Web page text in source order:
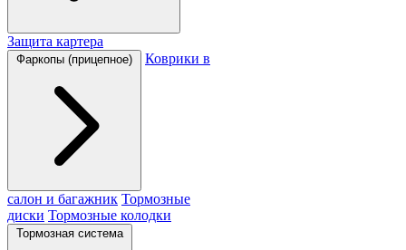
Защита картера
Фаркопы (прицепное) Коврики в
салон и багажник Тормозные
диски Тормозные колодки
Тормозная система